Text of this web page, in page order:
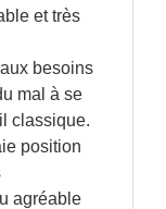
sur 5
et très
besoins
mal à se
classique.
position
agréable